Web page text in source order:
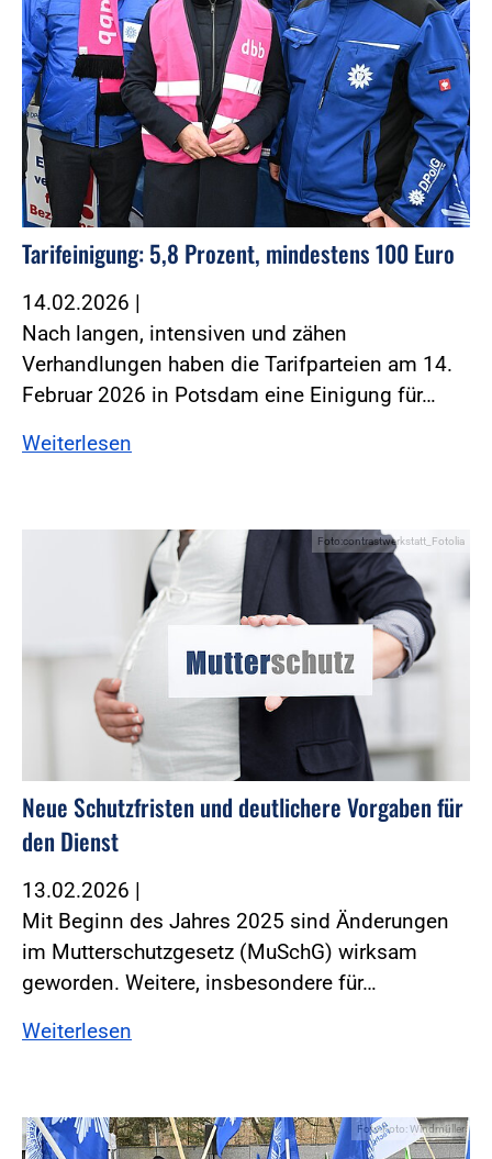
Tarifeinigung: 5,8 Prozent, mindestens 100 Euro
14.02.2026 |
Nach langen, intensiven und zähen
Verhandlungen haben die Tarifparteien am 14.
Februar 2026 in Potsdam eine Einigung für…
Weiterlesen
Foto:contrastwerkstatt_Fotolia
Neue Schutzfristen und deutlichere Vorgaben für
den Dienst
13.02.2026 |
Mit Beginn des Jahres 2025 sind Änderungen
im Mutterschutzgesetz (MuSchG) wirksam
geworden. ­Weitere, insbesondere für…
Weiterlesen
Foto:Foto: Windmüller